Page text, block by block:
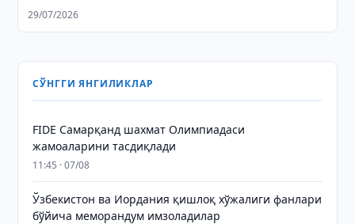
29/07/2026
СЎНГГИ ЯНГИЛИКЛАР
FIDE Самарқанд шахмат Олимпиадаси
жамоаларини тасдиқлади
11:45 · 07/08
Ўзбекистон ва Иордания қишлоқ хўжалиги фанлари
бўйича меморандум имзоладилар